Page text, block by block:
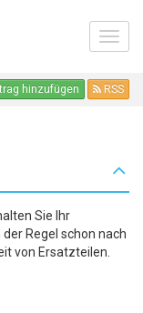
hinzufügen RSS
Sie Ihr
Regel schon nach
von Ersatzteilen.